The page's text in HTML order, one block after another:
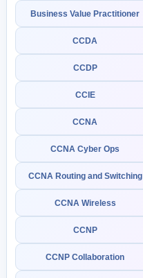
Business Value Practitioner
CCDA
CCDP
CCIE
CCNA
CCNA Cyber Ops
CCNA Routing and Switching
CCNA Wireless
CCNP
CCNP Collaboration